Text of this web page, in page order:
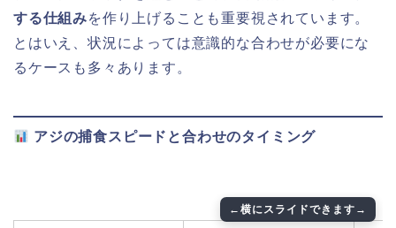
する仕組みを作り上げることも重要視されています。
とはいえ、状況によっては意識的な合わせが必要にな
るケースも多々あります。
アジの捕食スピードと合わせのタイミング